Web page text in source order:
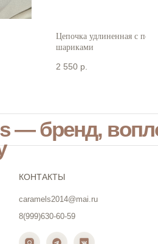
Цепочка удлиненная с
шариками
2 550 р.
КОНТАКТЫ
caramels2014@mai.ru
8(999)630-60-59
— бренд,